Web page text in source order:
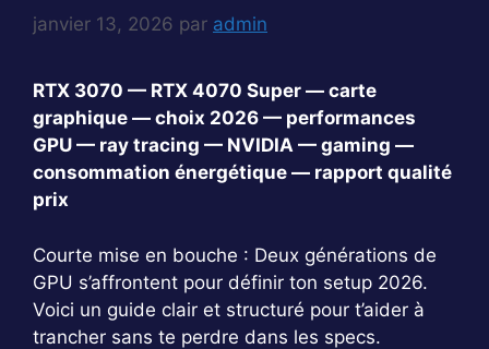
janvier 13, 2026 par admin
RTX 3070 — RTX 4070 Super — carte
graphique — choix 2026 — performances
GPU — ray tracing — NVIDIA — gaming —
consommation énergétique — rapport qualité
prix
Courte mise en bouche : Deux générations de
GPU s’affrontent pour définir ton setup 2026.
Voici un guide clair et structuré pour t’aider à
trancher sans te perdre dans les specs.